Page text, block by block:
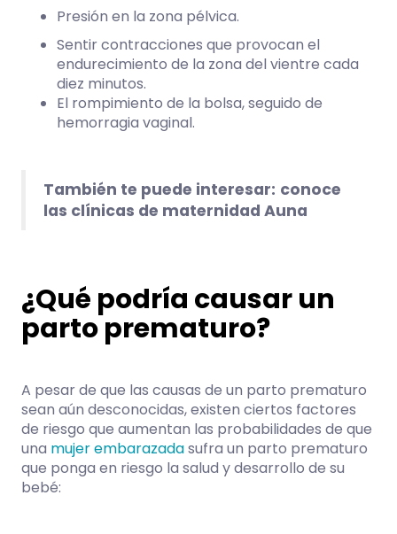
Presión en la zona pélvica.
Sentir contracciones que provocan el
endurecimiento de la zona del vientre cada
diez minutos.
El rompimiento de la bolsa, seguido de
hemorragia vaginal.
También te puede interesar: conoce
las clínicas de maternidad Auna
¿Qué podría causar un
parto prematuro?
A pesar de que las causas de un parto prematuro
sean aún desconocidas, existen ciertos factores
de riesgo que aumentan las probabilidades de que
una mujer embarazadasufra un parto prematuro
que ponga en riesgo la salud y desarrollo de su
bebé: